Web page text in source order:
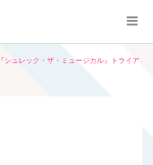
『シュレック・ザ・ミュージカル』トライア